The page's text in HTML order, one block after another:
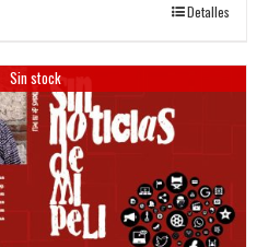
Detalles
Sin stock